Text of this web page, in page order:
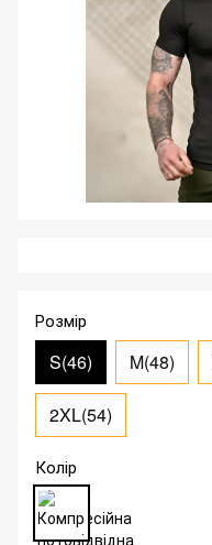
Розмір
S(46) M(48)
2XL(54)
Колір